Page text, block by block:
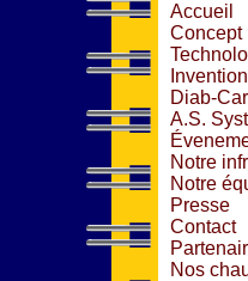
Accueil
Concept
Diab-
A.S.
Notre
Notre
Presse
Contact
Nos